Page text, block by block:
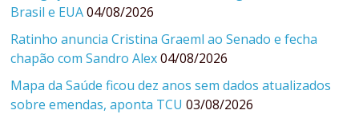
Brasil e EUA 04/08/2026
Ratinho anuncia Cristina Graeml ao Senado e fecha
chapão com Sandro Alex 04/08/2026
Mapa da Saúde ficou dez anos sem dados atualizados
sobre emendas, aponta TCU 03/08/2026